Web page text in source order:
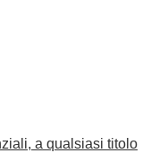
a qualsiasi titolo